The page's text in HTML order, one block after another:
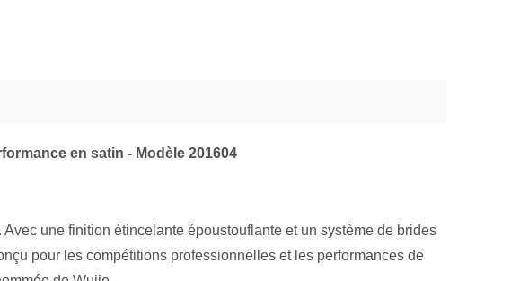
en satin - Modèle 201604
une finition étincelante époustouflante et un système de brides
pour les compétitions professionnelles et les performances de